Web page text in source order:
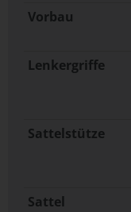
Vorbau
Lenkergriffe
Sattelstütze
Sattel